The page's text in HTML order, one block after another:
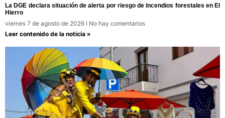
La DGE declara situación de alerta por riesgo de incendios forestales en El
Hierro
viernes 7 de agosto de 2026
No hay comentarios
Leer contenido de la noticia »